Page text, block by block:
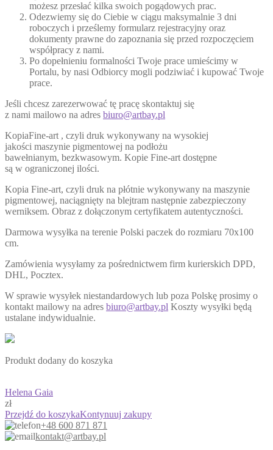
możesz przesłać kilka swoich pogądowych prac.
Odezwiemy się do Ciebie w ciągu maksymalnie 3 dni
roboczych i prześlemy formularz rejestracyjny oraz
dokumenty prawne do zapoznania się przed rozpoczęciem
współpracy z nami.
Po dopełnieniu formalności Twoje prace umieścimy w
Portalu, by nasi Odbiorcy mogli podziwiać i kupować Twoje
prace.
Jeśli chcesz zarezerwować tę pracę skontaktuj się
z nami mailowo na adres biuro@artbay.pl
KopiaFine-art , czyli druk wykonywany na wysokiej
jakości maszynie pigmentowej na podłożu
bawełnianym, bezkwasowym. Kopie Fine-art dostępne
są w ograniczonej ilości.
Kopia Fine-art, czyli druk na płótnie wykonywany na maszynie
pigmentowej, naciągnięty na blejtram następnie zabezpieczony
werniksem. Obraz z dołączonym certyfikatem autentyczności.
Darmowa wysyłka na terenie Polski paczek do rozmiaru 70x100
cm.
Zamówienia wysyłamy za pośrednictwem firm kurierskich DPD,
DHL, Pocztex.
W sprawie wysyłek niestandardowych lub poza Polskę prosimy o
kontakt mailowy na adres biuro@artbay.pl Koszty wysyłki będą
ustalane indywidualnie.
Produkt dodany do koszyka
Helena Gaia
zł
Przejdź do koszykaKontynuuj zakupy
+48 600 871 871
kontakt@artbay.pl